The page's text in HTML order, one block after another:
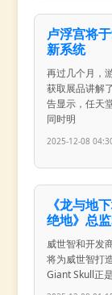
卢浮宫将
新系统
再过几个月，
获取展品讲解
告显示，任天
同时明
2025-12-08
《龙与地
绝地》总
威世智和开发
将为威世智打
Giant Skull正